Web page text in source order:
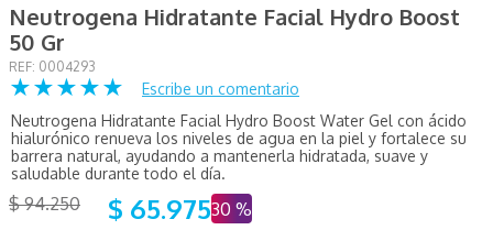
Neutrogena Hidratante Facial Hydro Boost
50 Gr
: 0004293
★★★★★
Escribe un comentario
Neutrogena Hidratante Facial Hydro Boost Water Gel con ácido
hialurónico renueva los niveles de agua en la piel y fortalece su
barrera natural, ayudando a mantenerla hidratada, suave y
saludable durante todo el día.
$ 94.250 $ 65.97530 %